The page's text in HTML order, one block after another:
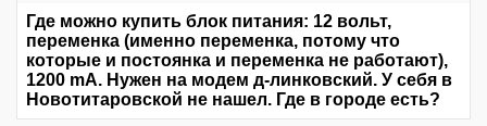
Где можно купить блок питания: 12 вольт,
переменка (именно переменка, потому что
которые и постоянка и переменка не работают),
1200 mA. Нужен на модем д-линковский. У себя в
Новотитаровской не нашел. Где в городе есть?